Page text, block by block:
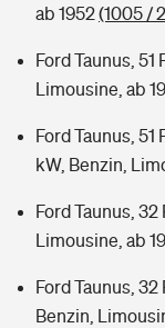
ab 1952(1005 /
Ford Taunus, 51
Limousine, ab
Ford Taunus, 51
kW, Benzin,
Ford Taunus, 32
Limousine, ab
Ford Taunus, 32
Benzin,